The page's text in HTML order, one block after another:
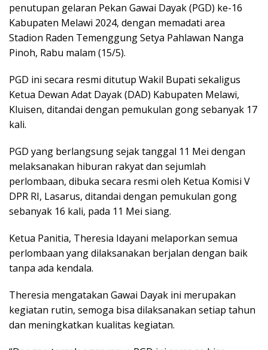
penutupan gelaran Pekan Gawai Dayak (PGD) ke-16
Kabupaten Melawi 2024, dengan memadati area
Stadion Raden Temenggung Setya Pahlawan Nanga
Pinoh, Rabu malam (15/5).
PGD ini secara resmi ditutup Wakil Bupati sekaligus
Ketua Dewan Adat Dayak (DAD) Kabupaten Melawi,
Kluisen, ditandai dengan pemukulan gong sebanyak 17
kali.
PGD yang berlangsung sejak tanggal 11 Mei dengan
melaksanakan hiburan rakyat dan sejumlah
perlombaan, dibuka secara resmi oleh Ketua Komisi V
DPR RI, Lasarus, ditandai dengan pemukulan gong
sebanyak 16 kali, pada 11 Mei siang.
Ketua Panitia, Theresia Idayani melaporkan semua
perlombaan yang dilaksanakan berjalan dengan baik
tanpa ada kendala.
Theresia mengatakan Gawai Dayak ini merupakan
kegiatan rutin, semoga bisa dilaksanakan setiap tahun
dan meningkatkan kualitas kegiatan.